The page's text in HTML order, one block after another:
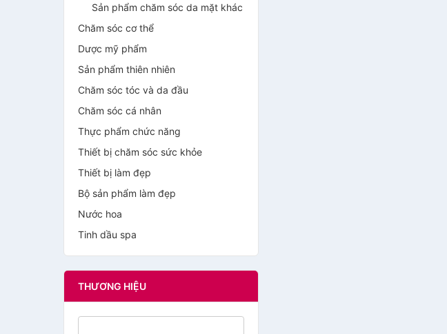
Sản phẩm chăm sóc da mặt khác
Chăm sóc cơ thể
Dược mỹ phẩm
Sản phẩm thiên nhiên
Chăm sóc tóc và da đầu
Chăm sóc cá nhân
Thực phẩm chức năng
Thiết bị chăm sóc sức khỏe
Thiết bị làm đẹp
Bộ sản phẩm làm đẹp
Nước hoa
Tinh dầu spa
THƯƠNG HIỆU